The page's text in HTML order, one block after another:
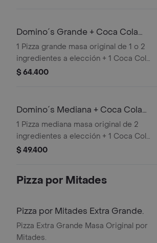
Domino´s Grande + Coca Cola
Zero 1.5lts.
1 Pizza grande masa original de 1 o 2
ingredientes a elección + 1 Coca Cola
Zero 1.5lts.
$ 64.400
Domino´s Mediana + Coca Cola
Zero 1.5lts
1 Pizza mediana masa original de 2
ingredientes a elección + 1 Coca Cola
Zero 1.5lts.
$ 49.400
Pizza por Mitades
Pizza por Mitades Extra Grande.
Pizza Extra Grande Masa Original por
Mitades.